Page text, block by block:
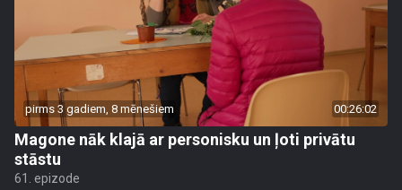
pirms 3 gadiem, 8 mēnešiem 00:26:02
Magone nāk klajā ar personisku un ļoti privātu
stāstu
61. epizode